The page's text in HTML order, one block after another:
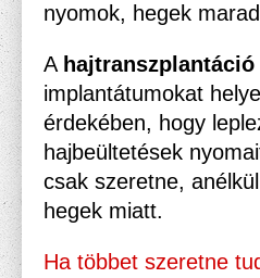
nyomok, hegek
A
implantátumokat
érdekében, hogy
hajbeültetések
csak szeretne,
hegek miatt.
Ha többet szeretne